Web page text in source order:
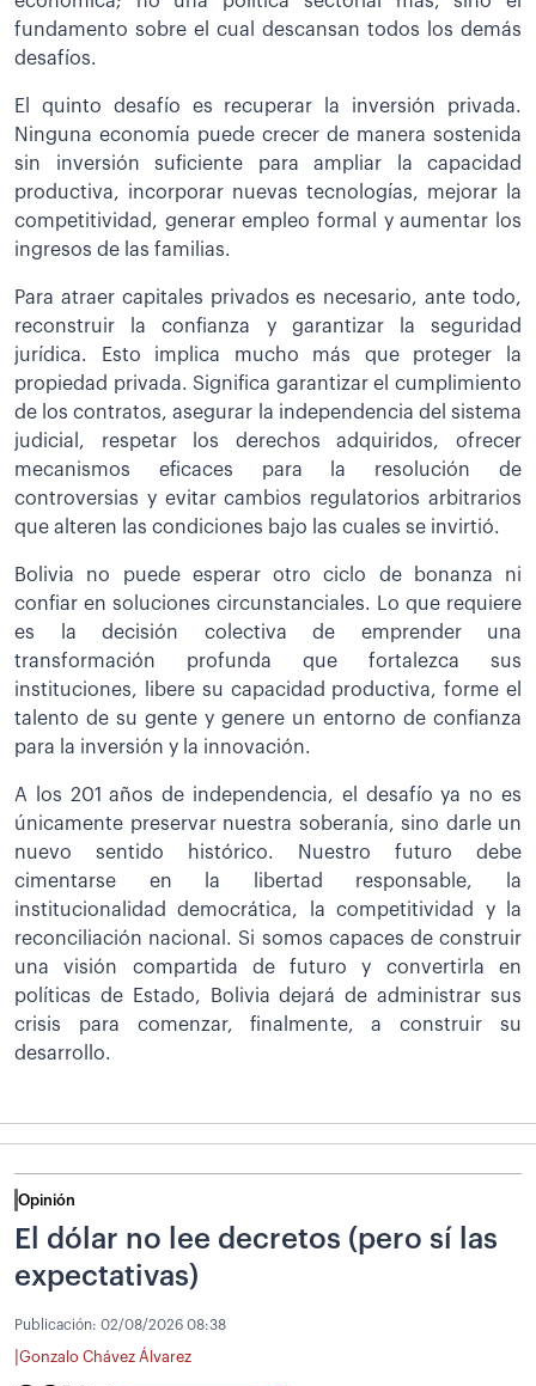
fundamento sobre el cual descansan todos los demás
desafíos.
El quinto desafío es recuperar la inversión privada.
Ninguna economía puede crecer de manera sostenida
sin inversión suficiente para ampliar la capacidad
productiva, incorporar nuevas tecnologías, mejorar la
competitividad, generar empleo formal y aumentar los
ingresos de las familias.
Para atraer capitales privados es necesario, ante todo,
reconstruir la confianza y garantizar la seguridad
jurídica. Esto implica mucho más que proteger la
propiedad privada. Significa garantizar el cumplimiento
de los contratos, asegurar la independencia del sistema
judicial, respetar los derechos adquiridos, ofrecer
mecanismos eficaces para la resolución de
controversias y evitar cambios regulatorios arbitrarios
que alteren las condiciones bajo las cuales se invirtió.
Bolivia no puede esperar otro ciclo de bonanza ni
confiar en soluciones circunstanciales. Lo que requiere
es la decisión colectiva de emprender una
transformación profunda que fortalezca sus
instituciones, libere su capacidad productiva, forme el
talento de su gente y genere un entorno de confianza
para la inversión y la innovación.
A los 201 años de independencia, el desafío ya no es
únicamente preservar nuestra soberanía, sino darle un
nuevo sentido histórico. Nuestro futuro debe
cimentarse en la libertad responsable, la
institucionalidad democrática, la competitividad y la
reconciliación nacional. Si somos capaces de construir
una visión compartida de futuro y convertirla en
políticas de Estado, Bolivia dejará de administrar sus
crisis para comenzar, finalmente, a construir su
desarrollo.
Opinión
El dólar no lee decretos (pero sí las
expectativas)
Publicación: 02/08/2026 08:38
Gonzalo Chávez Álvarez